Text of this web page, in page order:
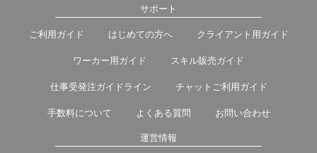
サポート
ご利用ガイド はじめての方へ クライアント用ガイド
ワーカー用ガイド スキル販売ガイド
仕事受発注ガイドライン チャットご利用ガイド
手数料について よくある質問 お問い合わせ
運営情報